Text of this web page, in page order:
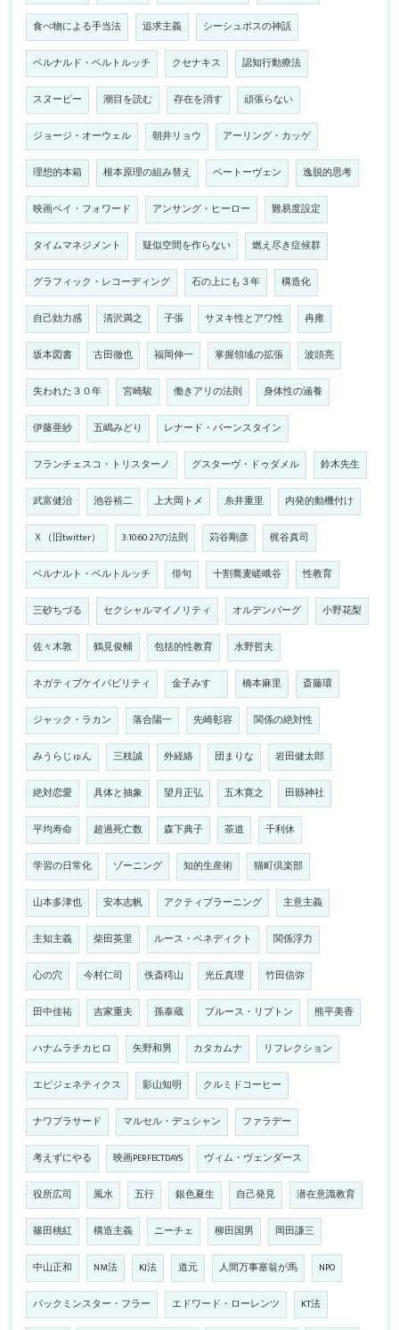
食べ物による手当法 追求主義 シーシュポスの神話
ベルナルド・ベルトルッチ クセナキス 認知行動療法
スヌーピー 潮目を読む 存在を消す 頑張らない
ジョージ・オーウェル 朝井リョウ アーリング・カッゲ
理想的本箱 根本原理の組み替え ベートーヴェン 逸脱的思考
映画ペイ・フォワード アンサング・ヒーロー 難易度設定
タイムマネジメント 疑似空間を作らない 燃え尽き症候群
グラフィック・レコーディング 石の上にも３年 構造化
自己効力感 清沢満之 子張 サヌキ性とアワ性 冉雍
坂本図書 古田徹也 福岡伸一 掌握領域の拡張 波頭亮
失われた３０年 宮崎駿 働きアリの法則 身体性の涵養
伊藤亜紗 五嶋みどり レナード・バーンスタイン
フランチェスコ・トリスターノ グスターヴ・ドゥダメル 鈴木先生
武富健治 池谷裕二 上大岡トメ 糸井重里 内発的動機付け
Ｘ（旧twitter） 3:10:60:27の法則 苅谷剛彦 梶谷真司
ベルナルト・ベルトルッチ 俳句 十割蕎麦嵯峨谷 性教育
三砂ちづる セクシャルマイノリティ オルデンバーグ 小野花梨
佐々木敦 鶴見俊輔 包括的性教育 水野哲夫
ネガティブケイパビリティ 金子みすゞ 橋本麻里 斎藤環
ジャック・ラカン 落合陽一 先崎彰容 関係の絶対性
みうらじゅん 三枝誠 外経絡 団まりな 岩田健太郎
絶対恋愛 具体と抽象 望月正弘 五木寛之 田縣神社
平均寿命 超過死亡数 森下典子 茶道 千利休
学習の日常化 ゾーニング 知的生産術 猫町倶楽部
山本多津也 安本志帆 アクティブラーニング 主意主義
主知主義 柴田英里 ルース・ベネディクト 関係浮力
心の穴 今村仁司 佚斎樗山 光丘真理 竹田信弥
田中佳祐 吉家重夫 孫泰蔵 ブルース・リプトン 熊平美香
ハナムラチカヒロ 矢野和男 カタカムナ リフレクション
エピジェネティクス 影山知明 クルミドコーヒー
ナワプラサード マルセル・デュシャン ファラデー
考えずにやる 映画PERFECTDAYS ヴィム・ヴェンダース
役所広司 風水 五行 銀色夏生 自己発見 潜在意識教育
篠田桃紅 構造主義 ニーチェ 柳田国男 岡田謙三
中山正和 NM法 KJ法 道元 人間万事塞翁が馬 NPO
バックミンスター・フラー エドワード・ローレンツ KT法